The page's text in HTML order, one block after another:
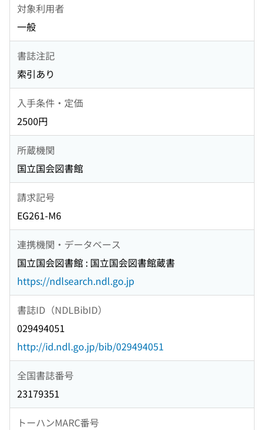
対象利用者
一般
書誌注記
索引あり
入手条件・定価
2500円
所蔵機関
国立国会図書館
請求記号
EG261-M6
連携機関・データベース
国立国会図書館 : 国立国会図書館蔵書
https://ndlsearch.ndl.go.jp
書誌ID（NDLBibID）
029494051
http://id.ndl.go.jp/bib/029494051
全国書誌番号
23179351
トーハンMARC番号